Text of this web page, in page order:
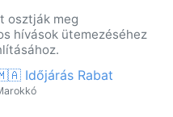
osztják meg
hívások ütemezéséhez
Időjárás Rabat